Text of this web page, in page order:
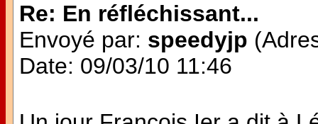
Re: En réfléchissant...
Envoyé par: speedyjp
Date: 09/03/10 11:46